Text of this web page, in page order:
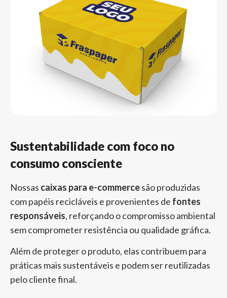
Sustentabilidade com foco no
consumo consciente
Nossas caixas para e-commercesão produzidas
com papéis recicláveis e provenientes de fontes
responsáveis, reforçando o compromisso ambiental
sem comprometer resistência ou qualidade gráfica.
Além de proteger o produto, elas contribuem para
práticas mais sustentáveis e podem ser reutilizadas
pelo cliente final.